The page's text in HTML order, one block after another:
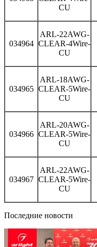
CU
034964
ARL-22AWG-
CLEAR-4Wire-
CU
034965
ARL-18AWG-
CLEAR-5Wire-
CU
034966
ARL-20AWG-
CLEAR-5Wire-
CU
034967
ARL-22AWG-
CLEAR-5Wire-
CU
Последние новости